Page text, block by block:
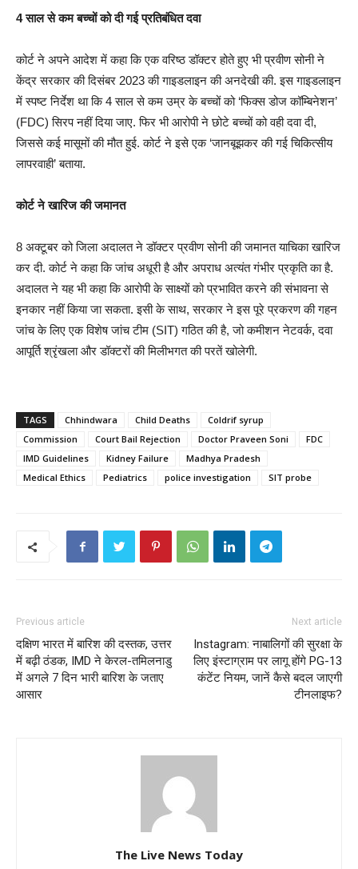
4 साल से कम बच्चों को दी गई प्रतिबंधित दवा
कोर्ट ने अपने आदेश में कहा कि एक वरिष्ठ डॉक्टर होते हुए भी प्रवीण सोनी ने
केंद्र सरकार की दिसंबर 2023 की गाइडलाइन की अनदेखी की. इस गाइडलाइन
में स्पष्ट निर्देश था कि 4 साल से कम उम्र के बच्चों को ‘फिक्स डोज कॉम्बिनेशन’
(FDC) सिरप नहीं दिया जाए. फिर भी आरोपी ने छोटे बच्चों को वही दवा दी,
जिससे कई मासूमों की मौत हुई. कोर्ट ने इसे एक ‘जानबूझकर की गई चिकित्सीय
लापरवाही’ बताया.
कोर्ट ने खारिज की जमानत
8 अक्टूबर को जिला अदालत ने डॉक्टर प्रवीण सोनी की जमानत याचिका खारिज
कर दी. कोर्ट ने कहा कि जांच अधूरी है और अपराध अत्यंत गंभीर प्रकृति का है.
अदालत ने यह भी कहा कि आरोपी के साक्ष्यों को प्रभावित करने की संभावना से
इनकार नहीं किया जा सकता. इसी के साथ, सरकार ने इस पूरे प्रकरण की गहन
जांच के लिए एक विशेष जांच टीम (SIT) गठित की है, जो कमीशन नेटवर्क, दवा
आपूर्ति श्रृंखला और डॉक्टरों की मिलीभगत की परतें खोलेगी.
TAGS Chhindwara Child Deaths
Coldrif syrup
Commission
Court Bail Rejection Doctor Praveen Soni
FDC
IMD Guidelines
Kidney Failure
Madhya Pradesh
Medical Ethics
Pediatrics police investigation SIT probe
Previous article
दक्षिण भारत में बारिश की दस्तक, उत्तर
में बढ़ी ठंडक, IMD ने केरल-तमिलनाडु
में अगले 7 दिन भारी बारिश के जताए
आसार
Next article
Instagram: नाबालिगों की सुरक्षा के
लिए इंस्टाग्राम पर लागू होंगे PG-13
कंटेंट नियम, जानें कैसे बदल जाएगी
टीनलाइफ?
The Live News Today